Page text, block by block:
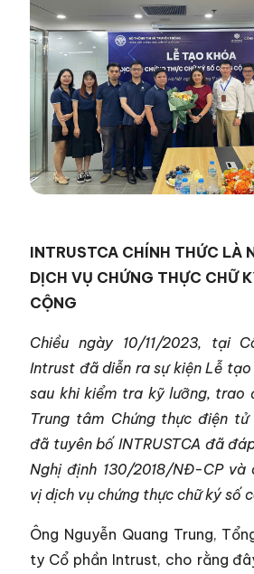
INTRUSTCA CHÍNH THỨC LÀ
DỊCH VỤ CHỨNG THỰC CHỮ
CỘNG
Chiều ngày 10/11/2023, tại
Intrust đã diễn ra sự kiện Lễ tạo
sau khi kiểm tra kỹ lưỡng, trao
Trung tâm Chứng thực điện tử
đã tuyên bố INTRUSTCA đã
Nghị định 130/2018/NĐ-CP và
vị dịch vụ chứng thực chữ ký số
Ông Nguyễn Quang Trung,
ty Cổ phần Intrust, cho rằng